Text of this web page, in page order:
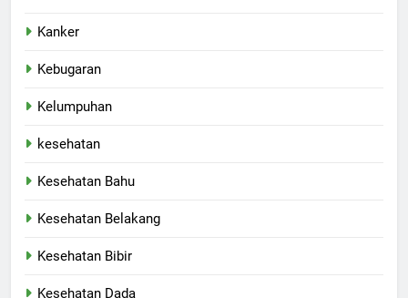
Kanker
Kebugaran
Kelumpuhan
kesehatan
Kesehatan Bahu
Kesehatan Belakang
Kesehatan Bibir
Kesehatan Dada